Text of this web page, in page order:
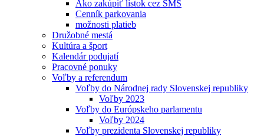
Ako zakúpiť lístok cez SMS
Cenník parkovania
možnosti platieb
Družobné mestá
Kultúra a šport
Kalendár podujatí
Pracovné ponuky
Voľby a referendum
Voľby do Národnej rady Slovenskej republiky
Voľby 2023
Voľby do Európskeho parlamentu
Voľby 2024
Voľby prezidenta Slovenskej republiky